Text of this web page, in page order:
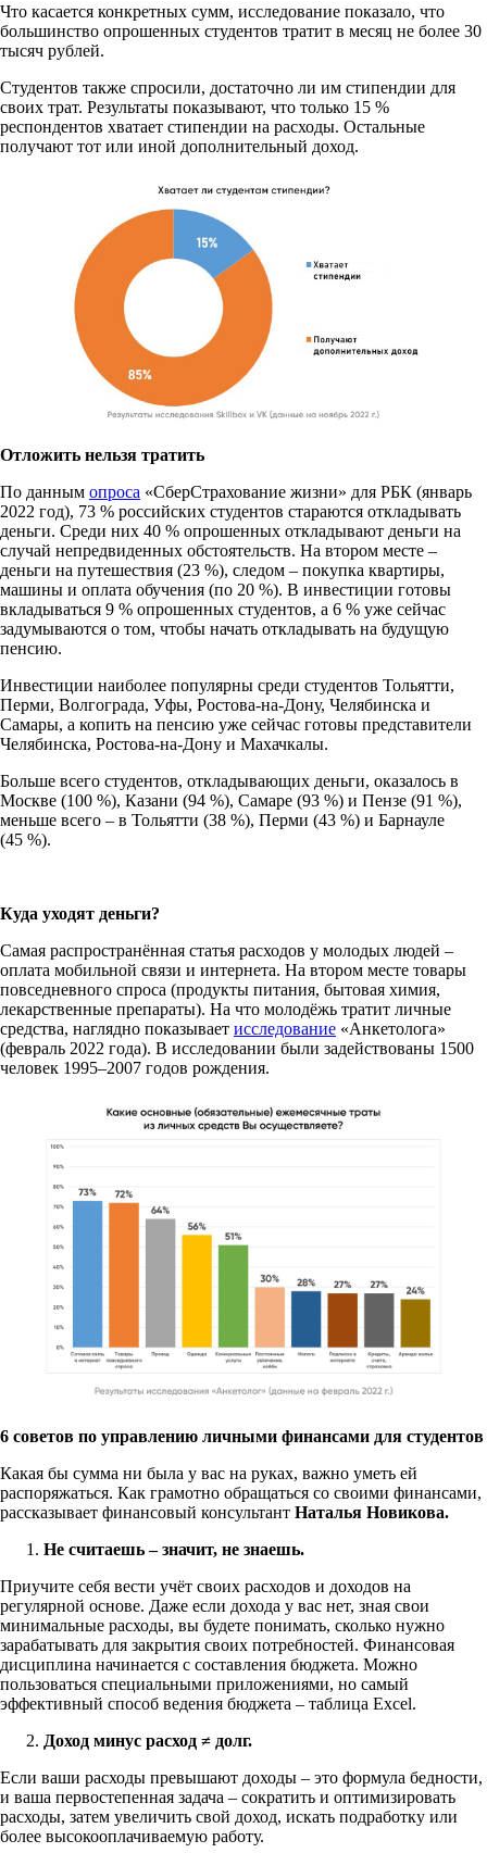
Что касается конкретных сумм, исследование показало, что
большинство опрошенных студентов тратит в месяц не более 30
тысяч рублей.
Студентов также спросили, достаточно ли им стипендии для
своих трат. Результаты показывают, что только 15 %
респондентов хватает стипендии на расходы. Остальные
получают тот или иной дополнительный доход.
Отложить нельзя тратить
По данным опроса «СберСтрахование жизни» для РБК (январь
2022 год), 73 % российских студентов стараются откладывать
деньги. Среди них 40 % опрошенных откладывают деньги на
случай непредвиденных обстоятельств. На втором месте –
деньги на путешествия (23 %), следом – покупка квартиры,
машины и оплата обучения (по 20 %). В инвестиции готовы
вкладываться 9 % опрошенных студентов, а 6 % уже сейчас
задумываются о том, чтобы начать откладывать на будущую
пенсию.
Инвестиции наиболее популярны среди студентов Тольятти,
Перми, Волгограда, Уфы, Ростова-на-Дону, Челябинска и
Самары, а копить на пенсию уже сейчас готовы представители
Челябинска, Ростова-на-Дону и Махачкалы.
Больше всего студентов, откладывающих деньги, оказалось в
Москве (100 %), Казани (94 %), Самаре (93 %) и Пензе (91 %),
меньше всего – в Тольятти (38 %), Перми (43 %) и Барнауле
(45 %).
Куда уходят деньги?
Самая распространённая статья расходов у молодых людей –
оплата мобильной связи и интернета. На втором месте товары
повседневного спроса (продукты питания, бытовая химия,
лекарственные препараты). На что молодёжь тратит личные
средства, наглядно показывает исследование «Анкетолога»
(февраль 2022 года). В исследовании были задействованы 1500
человек 1995–2007 годов рождения.
6 советов по управлению личными финансами для студентов
Какая бы сумма ни была у вас на руках, важно уметь ей
распоряжаться. Как грамотно обращаться со своими финансами,
рассказывает финансовый консультант Наталья Новикова.
Не считаешь – значит, не знаешь.
Приучите себя вести учёт своих расходов и доходов на
регулярной основе. Даже если дохода у вас нет, зная свои
минимальные расходы, вы будете понимать, сколько нужно
зарабатывать для закрытия своих потребностей. Финансовая
дисциплина начинается с составления бюджета. Можно
пользоваться специальными приложениями, но самый
эффективный способ ведения бюджета – таблица Excel.
Доход минус расход ≠ долг.
Если ваши расходы превышают доходы – это формула бедности,
и ваша первостепенная задача – сократить и оптимизировать
расходы, затем увеличить свой доход, искать подработку или
более высокооплачиваемую работу.